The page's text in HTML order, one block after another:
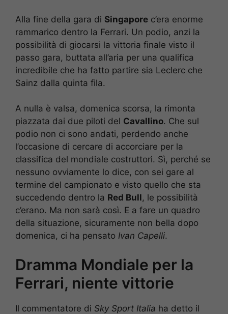
Alla fine della gara di Singapore c’era enorme
rammarico dentro la Ferrari. Un podio, anzi la
possibilità di giocarsi la vittoria finale visto il
passo gara, buttata all’aria per una qualifica
incredibile che ha fatto partire sia Leclerc che
Sainz dalla quinta fila.
A nulla è valsa, domenica scorsa, la rimonta
piazzata dai due piloti del Cavallino. Che sul
podio non ci sono andati, perdendo anche
l’occasione di cercare di accorciare per la
classifica del mondiale costruttori. Sì, perché se
nessuno ovviamente lo dice, con sei gare al
termine del campionato e visto quello che sta
succedendo dentro la Red Bull, le possibilità
c’erano. Ma non sarà così. E a fare un quadro
della situazione, sicuramente non bella dopo
domenica, ci ha pensato Ivan Capelli.
Dramma Mondiale per la
Ferrari, niente vittorie
Il commentatore di Sky Sport Italia ha detto il